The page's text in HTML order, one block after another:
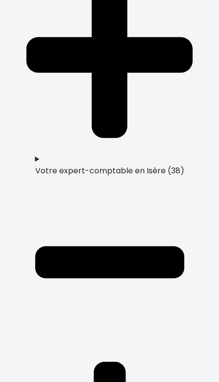
Votre expert-comptable en Isère (38)